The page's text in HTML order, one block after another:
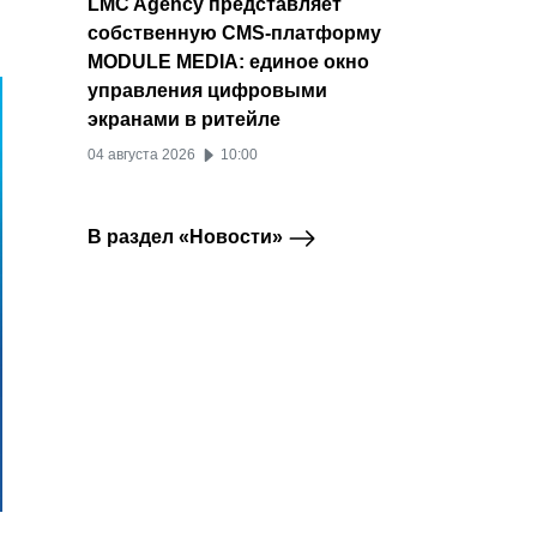
LMC Agency представляет
собственную CMS-платформу
MODULE MEDIA: единое окно
управления цифровыми
экранами в ритейле
04 августа 2026 10:00
В раздел «Новости»